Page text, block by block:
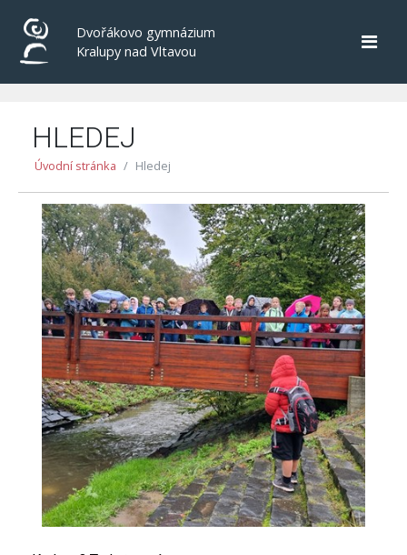
Dvořákovo gymnázium
Kralupy nad Vltavou
HLEDEJ
Úvodní stránka Hledej